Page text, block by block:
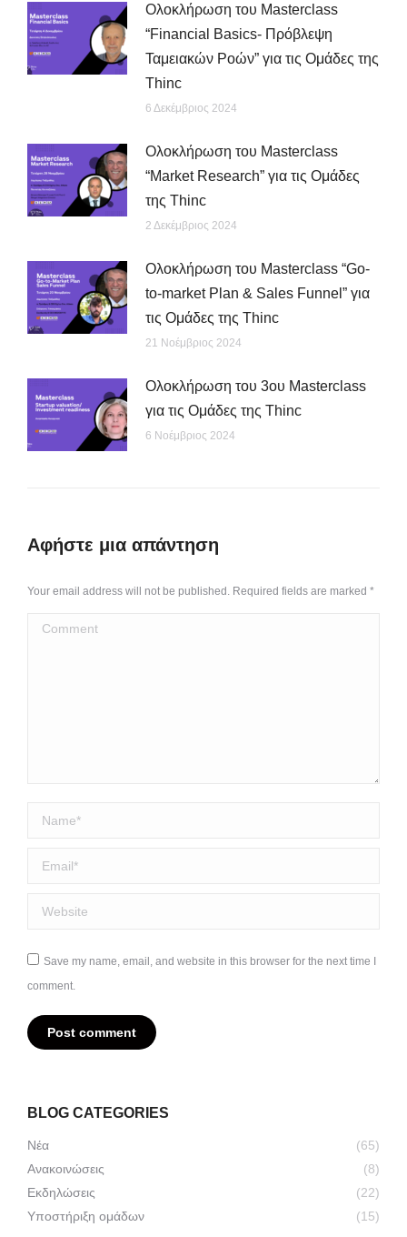
Ολοκλήρωση του Masterclass
“Financial Basics- Πρόβλεψη
Ταμειακών Ροών” για τις Ομάδες της
Thinc
6 Δεκέμβριος 2024
Ολοκλήρωση του Masterclass
“Market Research” για τις Ομάδες
της Thinc
2 Δεκέμβριος 2024
Ολοκλήρωση του Masterclass “Go-
to-market Plan & Sales Funnel” για
τις Ομάδες της Thinc
21 Νοέμβριος 2024
Ολοκλήρωση του 3ου Masterclass
για τις Ομάδες της Thinc
6 Νοέμβριος 2024
Αφήστε μια απάντηση
Your email address will not be published. Required fields are marked *
Comment
Name *
Email *
Website
Save my name, email, and website in this browser for the next time I
comment.
Post comment
BLOG CATEGORIES
Νέα
(65)
Ανακοινώσεις
(8)
Εκδηλώσεις
(22)
Υποστήριξη ομάδων
(15)